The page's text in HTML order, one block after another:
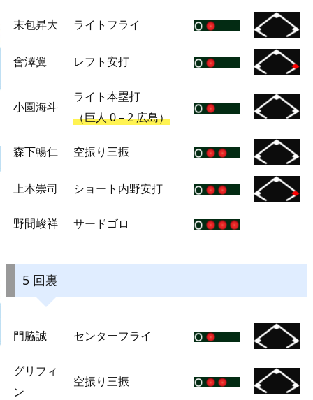
末包昇大 ライトフライ
會澤翼 レフト安打
小園海斗
ライト本塁打
（巨人 0 – 2 広島）
森下暢仁 空振り三振
上本崇司 ショート内野安打
野間峻祥 サードゴロ
5 回裏
門脇誠 センターフライ
グリフィ
ン
空振り三振